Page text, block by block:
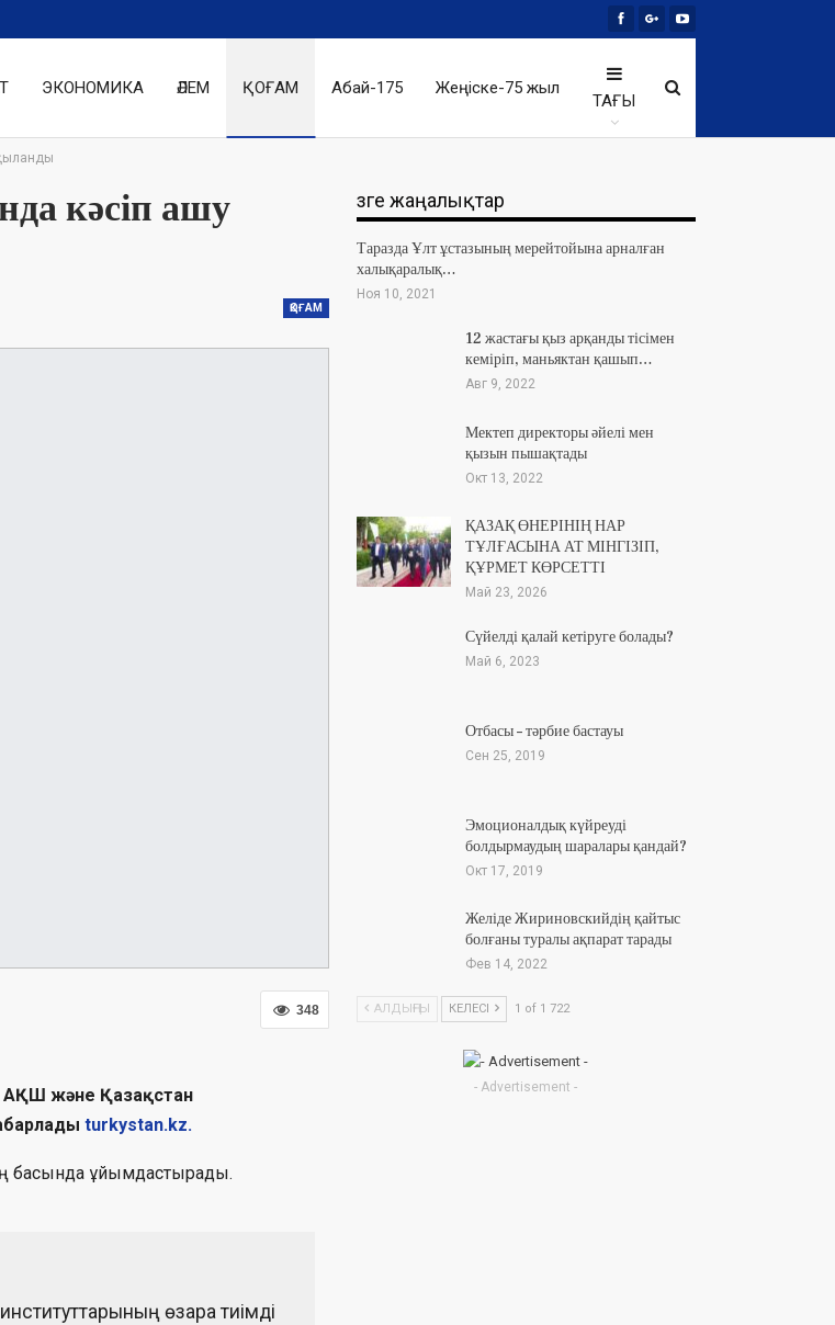
ЭКОНОМИКА ӘЛЕМ ҚОҒАМ Абай-175 Жеңіске-75 жыл
ТАҒЫ
кәсіп ашу
ҚОҒАМ
348
АҚШ және Қазақстан
turkystan.kz.
басында ұйымдастырады.
өзара тиімді
Өзге жаңалықтар
Таразда Ұлт ұстазының мерейтойына арналған
халықаралық…
Ноя 10, 2021
12 жастағы қыз арқанды тісімен
кеміріп, маньяктан қашып…
Авг 9, 2022
Мектеп директоры әйелі мен
қызын пышақтады
Окт 13, 2022
ҚАЗАҚ ӨНЕРІНІҢ НАР
ТҰЛҒАСЫНА АТ МІНГІЗІП,
ҚҰРМЕТ КӨРСЕТТІ
Май 23, 2026
Сүйелді қалай кетіруге болады?
Май 6, 2023
Отбасы – тәрбие бастауы
Сен 25, 2019
Эмоционалдық күйреуді
болдырмаудың шаралары қандай?
Окт 17, 2019
Желіде Жириновскийдің қайтыс
болғаны туралы ақпарат тарады
Фев 14, 2022
АЛДЫҢҒЫ КЕЛЕСІ 1 of 1 722
- Advertisement -